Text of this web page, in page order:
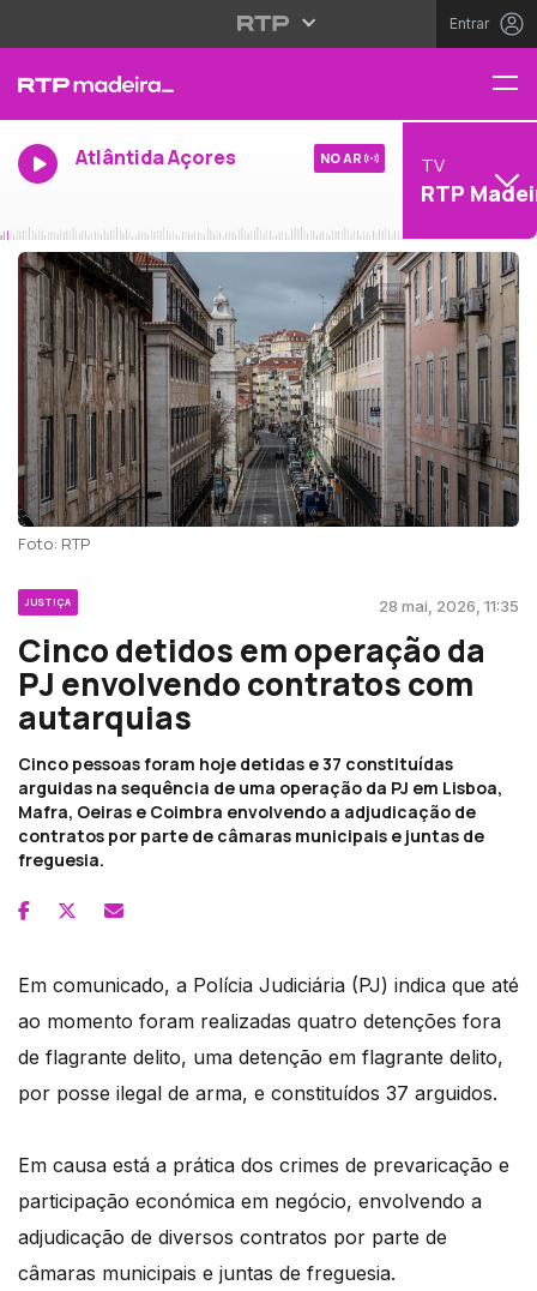
Entrar
Atlântida Açores NO AR TV
RTP
Foto: RTP
JUSTIÇA 28 mai, 2026, 11:35
Cinco detidos em operação da
PJ envolvendo contratos com
autarquias
Cinco pessoas foram hoje detidas e 37 constituídas
arguidas na sequência de uma operação da PJ em Lisboa,
Mafra, Oeiras e Coimbra envolvendo a adjudicação de
contratos por parte de câmaras municipais e juntas de
freguesia.
Em comunicado, a Polícia Judiciária (PJ) indica que até
ao momento foram realizadas quatro detenções fora
de flagrante delito, uma detenção em flagrante delito,
por posse ilegal de arma, e constituídos 37 arguidos.
Em causa está a prática dos crimes de prevaricação e
participação económica em negócio, envolvendo a
adjudicação de diversos contratos por parte de
câmaras municipais e juntas de freguesia.